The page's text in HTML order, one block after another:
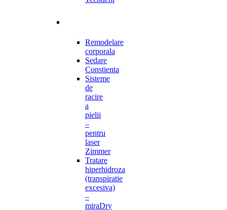
Remodelare
corporala
Sedare
Constienta
Sisteme
de
racire
a
pielii
–
pentru
laser
Zimmer
Tratare
hiperhidroza
(transpiratie
excesiva)
–
miraDry